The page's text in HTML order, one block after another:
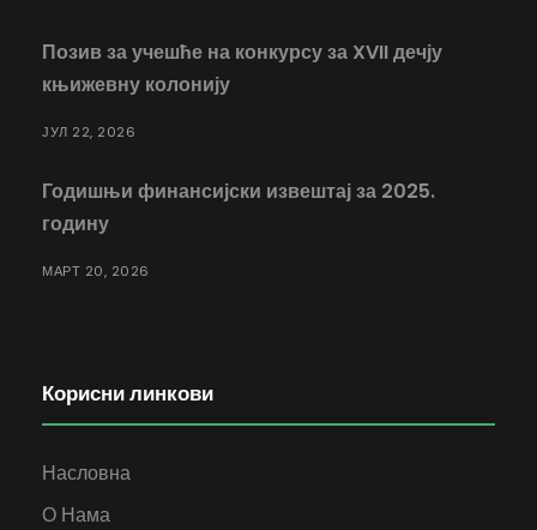
Позив за учешће на конкурсу за XVII дечју
књижевну колонију
ЈУЛ 22, 2026
Годишњи финансијски извештај за 2025.
годину
МАРТ 20, 2026
Корисни линкови
Насловна
О Нама